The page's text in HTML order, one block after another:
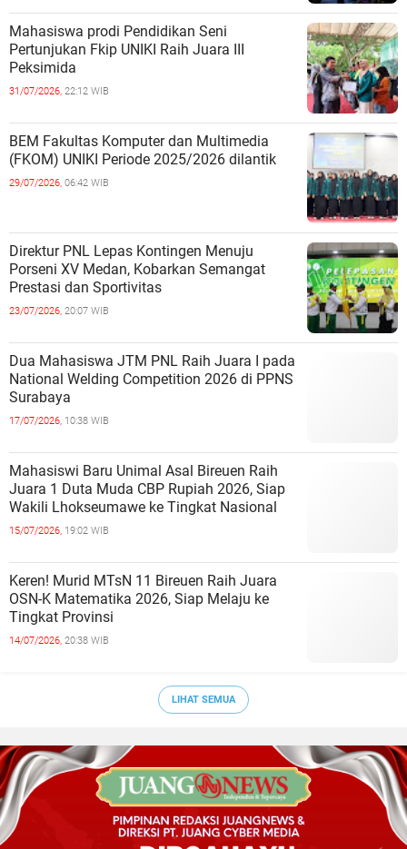
Mahasiswa prodi Pendidikan Seni
Pertunjukan Fkip UNIKI Raih Juara III
Peksimida
31/07/2026, 22:12 WIB
BEM Fakultas Komputer dan Multimedia
(FKOM) UNIKI Periode 2025/2026 dilantik
29/07/2026, 06:42 WIB
Direktur PNL Lepas Kontingen Menuju
Porseni XV Medan, Kobarkan Semangat
Prestasi dan Sportivitas
23/07/2026, 20:07 WIB
Dua Mahasiswa JTM PNL Raih Juara I pada
National Welding Competition 2026 di PPNS
Surabaya
17/07/2026, 10:38 WIB
Mahasiswi Baru Unimal Asal Bireuen Raih
Juara 1 Duta Muda CBP Rupiah 2026, Siap
Wakili Lhokseumawe ke Tingkat Nasional
15/07/2026, 19:02 WIB
Keren! Murid MTsN 11 Bireuen Raih Juara
OSN-K Matematika 2026, Siap Melaju ke
Tingkat Provinsi
14/07/2026, 20:38 WIB
LIHAT SEMUA